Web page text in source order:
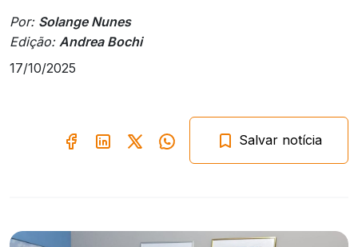
Por: Solange Nunes
Edição: Andrea Bochi
17/10/2025
Salvar notícia